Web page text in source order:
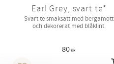
Earl Grey, svart te*
Svart te smaksatt med bergamott
och dekorerat med blåklint.
80KR